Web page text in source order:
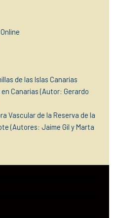
de las Islas Canarias
Canarias (Autor: Gerardo
Vascular de la Reserva de la
(Autores: Jaime Gil y Marta